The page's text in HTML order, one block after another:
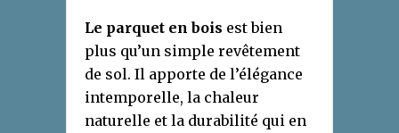
Le parquet en bois est bien
plus qu’un simple revêtement
de sol. Il apporte de l’élégance
intemporelle, la chaleur
naturelle et la durabilité qui en